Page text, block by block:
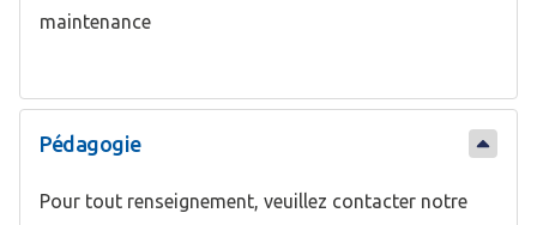
maintenance
Pédagogie
Pour tout renseignement, veuillez contacter notre